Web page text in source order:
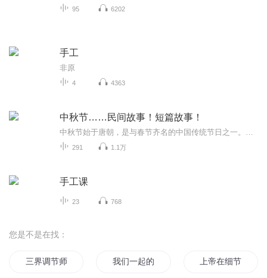
95 6202
手工
非原
4 4363
中秋节……民间故事！短篇故事！
291 1.1万
手工课
23 768
您是不是在找：
三界调节师 我们一起的下一个季节 上帝在细节里